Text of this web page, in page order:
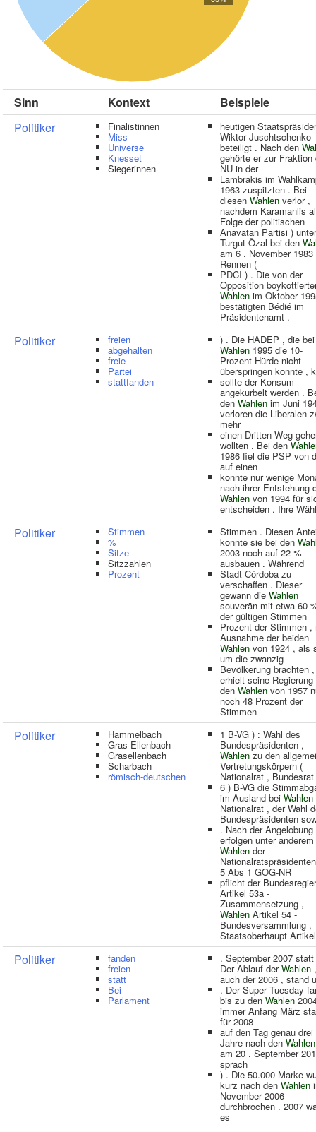
Sinn Kontext
Beispiele
Politiker
Finalistinnen
Miss
Universe
Knesset
Siegerinnen
heutigen
Wiktor Juschtschenko
beteiligt . Nach den
gehörte er zur Fraktion
NU in der
Lambrakis im
1963 zuspitzten . Bei
diesen Wahlen verlor ,
nachdem Karamanlis
Folge der politischen
Anavatan Partisi ) unter
Turgut Özal bei den
am 6 . November 1983
Rennen (
PDCI ) . Die von der
Opposition
Wahlen im Oktober
bestätigten Bédié im
Präsidentenamt .
Politiker freien
abgehalten
freie
Partei
stattfanden
) . Die HADEP , die
Wahlen 1995 die 10-
Prozent-Hürde nicht
überspringen konnte ,
sollte der Konsum
angekurbelt werden .
den Wahlen im Juni
verloren die Liberalen
mehr
einen Dritten Weg
wollten . Bei den
1986 fiel die PSP von
auf einen
konnte nur wenige
nach ihrer Entstehung
Wahlen von 1994 für
entscheiden . Ihre
Politiker Stimmen
%
Sitze
Sitzzahlen
Prozent
Stimmen . Diesen
konnte sie bei den
2003 noch auf 22 %
ausbauen . Während
Stadt Córdoba zu
verschaffen . Dieser
gewann die Wahlen
souverän mit etwa 60
der gültigen Stimmen
Prozent der Stimmen ,
Ausnahme der beiden
Wahlen von 1924 , als
um die zwanzig
Bevölkerung brachten ,
erhielt seine Regierung
den Wahlen von 1957
noch 48 Prozent der
Stimmen
Politiker Hammelbach
Gras-Ellenbach
Grasellenbach
Scharbach
römisch-deutschen
1 B-VG ) : Wahl des
Bundespräsidenten ,
Wahlenzu den
Vertretungskörpern (
Nationalrat , Bundesrat
6 ) B-VG die
im Ausland bei Wahlen
Nationalrat , der Wahl
Bundespräsidenten
. Nach der Angelobung
erfolgen unter
Wahlen der
5 Abs 1 GOG-NR
pflicht der
Artikel 53a -
Zusammensetzung ,
Wahlen Artikel 54 -
Bundesversammlung ,
Staatsoberhaupt
Politiker fanden
freien
statt
Bei
Parlament
. September 2007
Der Ablauf derWahlen
auch der 2006 , stand
. Der Super Tuesday
bis zu den Wahlen
immer Anfang März
für 2008
auf den Tag genau drei
Jahre nach den Wahlen
am 20 . September
sprach
) . Die 50.000-Marke
kurz nach den Wahlen
November 2006
durchbrochen . 2007
es